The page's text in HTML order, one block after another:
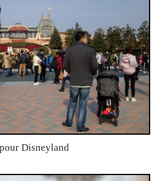
Disneyland